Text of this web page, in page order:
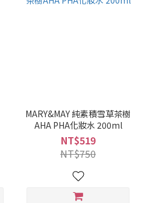
MARY&MAY 純素積雪草茶樹
AHA PHA化妝水 200ml
NT$519
NT$750